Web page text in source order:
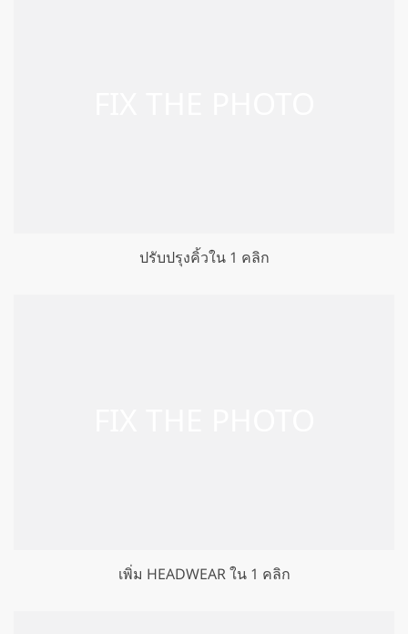
ปรับปรุงคิ้วใน 1 คลิก
เพิ่ม HEADWEAR ใน 1 คลิก